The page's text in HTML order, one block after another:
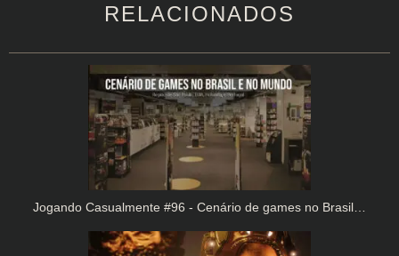
RELACIONADOS
Jogando Casualmente #96 - Cenário de games no Brasil…